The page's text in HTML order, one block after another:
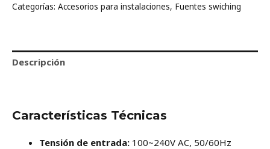
Categorías: Accesorios para instalaciones, Fuentes swiching
Descripción
Características Técnicas
Tensión de entrada: 100~240V AC, 50/60Hz